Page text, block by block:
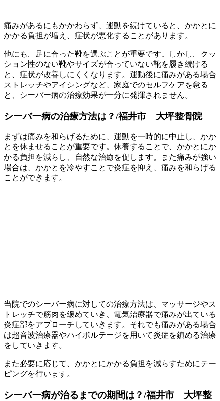
痛みがあるにもかかわらず、運動を続けていると、かかとに
かかる負担が増え、症状が悪化することがあります。
他にも、足に合った靴を選ぶことが重要です。しかし、クッ
ション性のない靴やサイズが合っていない靴を履き続ける
と、症状が改善しにくくなります。運動後に痛みがある場合
ストレッチやアイシングなど、家庭でのセルフケアを怠る
と、シーバー病の治療効果が十分に発揮されません。
シーバー病の治療方法は？/福井市 大坪整骨院
まずは痛みを和らげるために、運動を一時的に中止し、かか
とを休ませることが重要です。休養することで、かかとにか
かる負担を減らし、自然な治癒を促します。また痛みが強い
場合は、かかとを冷やすことで炎症を抑え、痛みを和らげる
ことができます。
当院でのシーバー病に対しての治療方法は、マッサージやス
トレッチで筋肉を緩めていき、電気治療器で痛みが出ている
炎症部をアプローチしていきます。それでも痛みがある場合
は超音波治療器やハイボルテージを用いて炎症を鎮める治療
をしていきます。
また必要に応じて、かかとにかかる負担を減らすためにテー
ピングを行います。
シーバー病が治るまでの期間は？/福井市 大坪整